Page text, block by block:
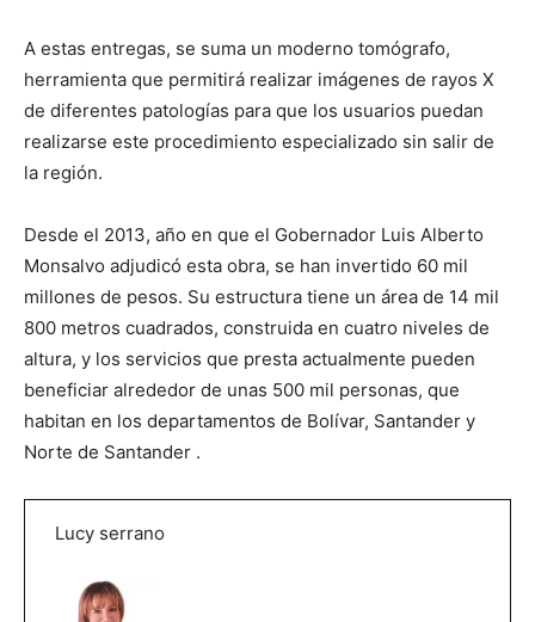
A estas entregas, se suma un moderno tomógrafo,
herramienta que permitirá realizar imágenes de rayos X
de diferentes patologías para que los usuarios puedan
realizarse este procedimiento especializado sin salir de
la región.
Desde el 2013, año en que el Gobernador Luis Alberto
Monsalvo adjudicó esta obra, se han invertido 60 mil
millones de pesos. Su estructura tiene un área de 14 mil
800 metros cuadrados, construida en cuatro niveles de
altura, y los servicios que presta actualmente pueden
beneficiar alrededor de unas 500 mil personas, que
habitan en los departamentos de Bolívar, Santander y
Norte de Santander .
Lucy serrano